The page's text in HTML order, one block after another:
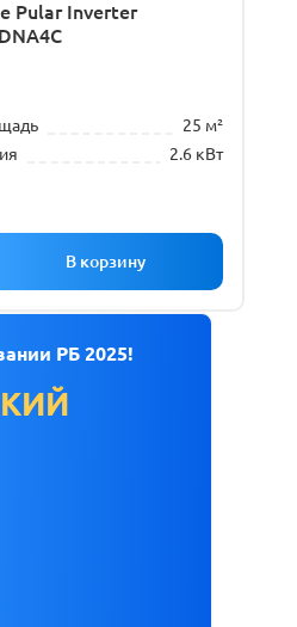
Pular Inverter
25 м²
2.6 кВт
РБ 2025!